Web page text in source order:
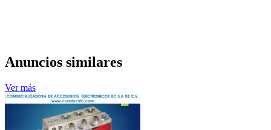
Anuncios similares
Ver más